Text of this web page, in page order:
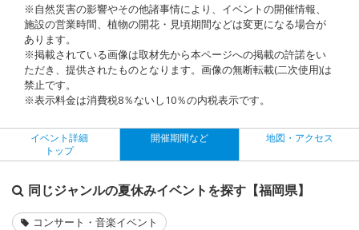
※自然災害の影響やその他諸事情により、イベントの開催情報、
施設の営業時間、植物の開花・見頃期間などは変更になる場合が
あります。
※掲載されている画像は取材先から本ページへの掲載の許諾をい
ただき、提供されたものとなります。画像の無断転載(二次使用)は
禁止です。
※表示料金は消費税8％ないし10％の内税表示です。
イベント詳細
トップ
開催期間など 地図・アクセス
同じジャンルの夏休みイベントを探す【福岡県】
コンサート・音楽イベント